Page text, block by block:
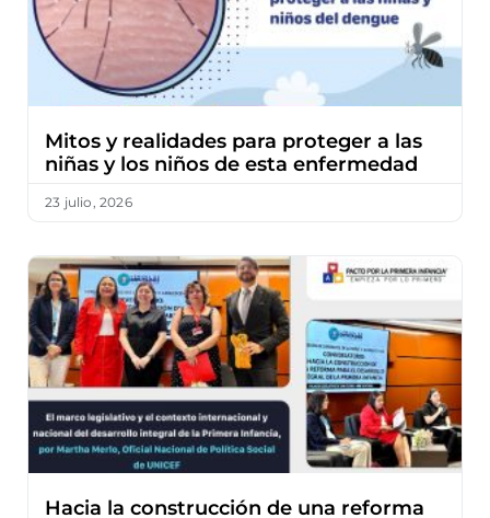
Mitos y realidades para proteger a las
niñas y los niños de esta enfermedad
23 julio, 2026
Hacia la construcción de una reforma